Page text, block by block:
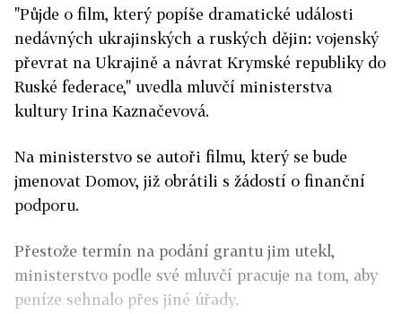
"Půjde o film, který popíše dramatické události
nedávných ukrajinských a ruských dějin: vojenský
převrat na Ukrajině a návrat Krymské republiky do
Ruské federace," uvedla mluvčí ministerstva
kultury Irina Kaznačevová.
Na ministerstvo se autoři filmu, který se bude
jmenovat Domov, již obrátili s žádostí o finanční
podporu.
Přestože termín na podání grantu jim utekl,
ministerstvo podle své mluvčí pracuje na tom, aby
peníze sehnalo přes jiné úřady.